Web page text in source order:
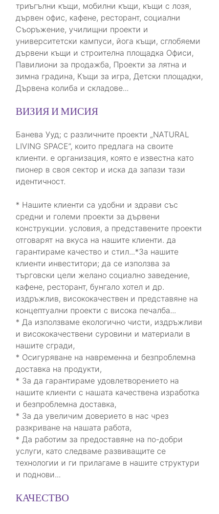
триъгълни къщи, мобилни къщи, къщи с лозя,
дървен офис, кафене, ресторант, социални
Съоръжение, училищни проекти и
университетски кампуси, йога къщи, сглобяеми
дървени къщи и строителна площадка Офиси,
Павилиони за продажба, Проекти за лятна и
зимна градина, Къщи за игра, Детски площадки,
Дървена колиба и складове...
ВИЗИЯ И МИСИЯ
Банева Ууд; с различните проекти „NATURAL
LIVING SPACE”, които предлага на своите
клиенти. е организация, която е известна като
пионер в своя сектор и иска да запази тази
идентичност.
* Нашите клиенти са удобни и здрави със
средни и големи проекти за дървени
конструкции. условия, а представените проекти
отговарят на вкуса на нашите клиенти. да
гарантираме качество и стил...*За нашите
клиенти инвеститори; да се използва за
търговски цели желано социално заведение,
кафене, ресторант, бунгало хотел и др.
издръжлив, висококачествен и представяне на
концептуални проекти с висока печалба...
* Да използваме екологично чисти, издръжливи
и висококачествени суровини и материали в
нашите сгради,
* Осигуряване на навременна и безпроблемна
доставка на продукти,
* За да гарантираме удовлетворението на
нашите клиенти с нашата качествена изработка
и безпроблемна доставка,
* За да увеличим доверието в нас чрез
разкриване на нашата работа,
* Да работим за предоставяне на по-добри
услуги, като следваме развиващите се
технологии и ги прилагаме в нашите структури
и поднови...
КАЧЕСТВО